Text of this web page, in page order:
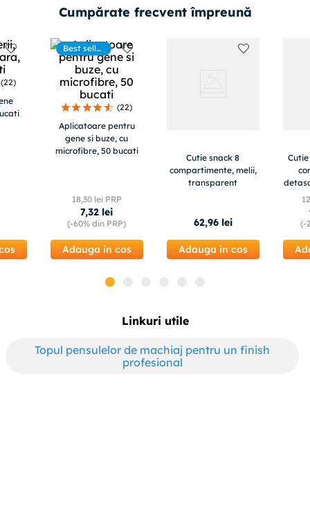
Cumpărate frecvent împreună
(22)
Best seller
s
(22)
Aplicatoare pentru
gene si buze, cu
microfibre, 50 bucati
18,30lei PRP
7,32 lei
(-60% din PRP)
Adauga in cos
Cutie snack 8
compartimente, melii,
transparent
62,96 lei
Adauga in cos
(-
Linkuri utile
Topul pensulelor de machiaj pentru un finish
profesional